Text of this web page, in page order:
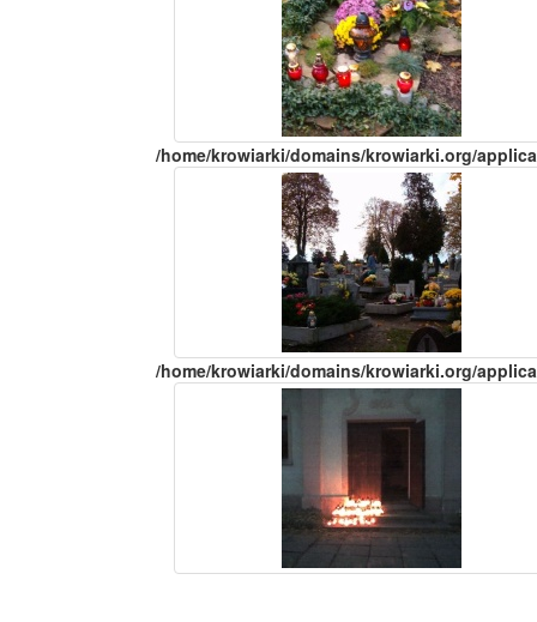
/home/krowiarki/domains/krowiarki.org/
/home/krowiarki/domains/krowiarki.org/